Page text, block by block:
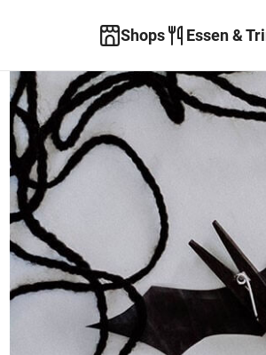
Shops Essen &